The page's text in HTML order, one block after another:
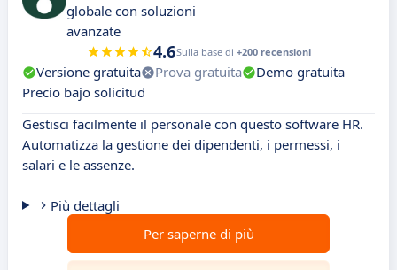
globale con soluzioni
avanzate
4.6Sulla base di +200 recensioni
Versione gratuita Prova gratuita
Demo gratuita
Precio bajo solicitud
Gestisci facilmente il personale con questo software HR.
Automatizza la gestione dei dipendenti, i permessi, i
salari e le assenze.
Più dettagli
Per saperne di più